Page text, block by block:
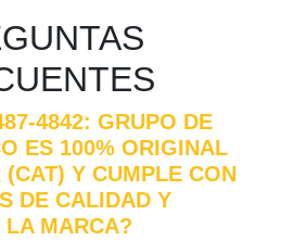
4842: GRUPO DE
ES 100% ORIGINAL
Y CUMPLE CON
DE CALIDAD Y
LA MARCA?